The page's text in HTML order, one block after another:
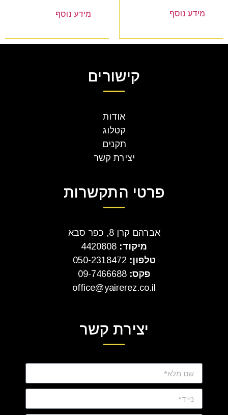
מידע נוסף מידע נוסף
קישורים
אודות
קטלוג
תקנים
יצירת קשר
פרטי התקשרות
אברהם קרן 8, כפר סבא
מיקוד:
טלפון:
פקס: 09-7466688
office@yairerez.co.il
יצירת קשר